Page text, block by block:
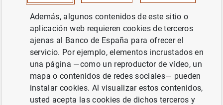
Estadísticas sobre sociedades
instrumentales dedicadas a operaciones de
titulización de la zona del euro: tercer
trimestre de 2023 (358KB)
Además, algunos contenidos de este sitio o
aplicación web requieren cookies de terceros
ajenas al Banco de España para ofrecer el
servicio. Por ejemplo, elementos incrustados en
una página —como un reproductor de vídeo, un
mapa o contenidos de redes sociales— pueden
instalar cookies. Al visualizar estos contenidos,
usted acepta las cookies de dichos terceros y